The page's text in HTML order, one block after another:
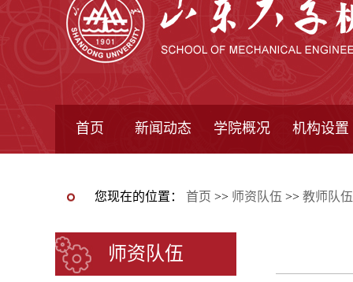
首页 新闻动态 学院概况 机构设置
您现在的位置： 首页 >> 师资队伍 >> 教师队伍
师资队伍